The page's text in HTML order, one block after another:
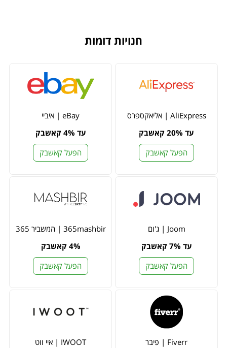
חנויות דומות
AliExpress | אליאקספרס
עד 20% קאשבק
הפעל קאשבק
eBay | איביי
עד 4% קאשבק
הפעל קאשבק
Joom | ג'ום
עד 7% קאשבק
הפעל קאשבק
365mashbir | המשביר 365
4% קאשבק
הפעל קאשבק
Fiverr | פיבר
IWOOT | איי ווט